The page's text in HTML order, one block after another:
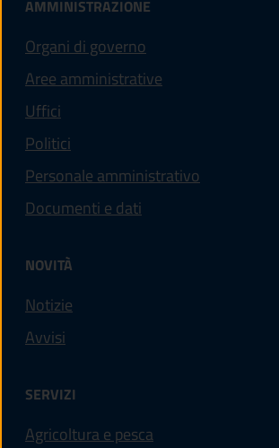
AMMINISTRAZIONE
Organi di governo
Aree amministrative
Uffici
Politici
Personale amministrativo
Documenti e dati
NOVITÀ
Notizie
Avvisi
SERVIZI
Agricoltura e pesca